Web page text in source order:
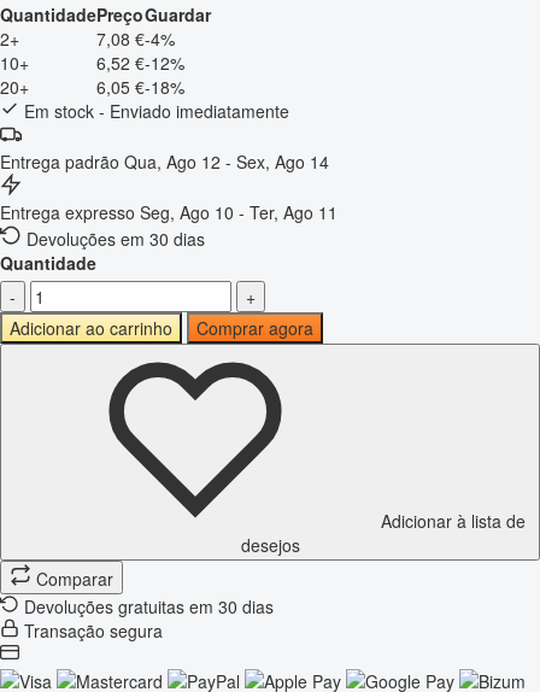
QuantidadePreçoGuardar
2+
7,08 €-4%
10+
6,52 €-12%
20+
6,05 €-18%
Em stock - Enviado imediatamente
Entrega padrão Qua, Ago 12 - Sex, Ago 14
Entrega expresso Seg, Ago 10 - Ter, Ago 11
Devoluções em 30 dias
Quantidade
-
+
Adicionar ao carrinho
Comprar agora
Adicionar à lista de
desejos
Comparar
Devoluções gratuitas em 30 dias
Transação segura